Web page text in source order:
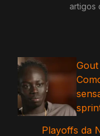
artigos
Playoffs da